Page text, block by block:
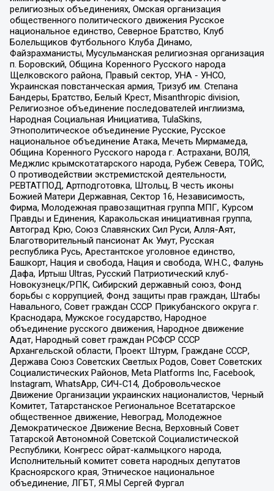
религиозных объединениях, Омская организация
общественного политического движения Русское
национальное единство, Северное Братство, Клуб
Болельщиков Футбольного Клуба Динамо,
Файзрахманисты, Мусульманская религиозная организация
п. Боровский, Община Коренного Русского народа
Щелковского района, Правый сектор, УНА - УНСО,
Украинская повстанческая армия, Тризуб им. Степана
Бандеры, Братство, Белый Крест, Misanthropic division,
Религиозное объединение последователей инглиизма,
Народная Социальная Инициатива, TulaSkins,
Этнополитическое объединение Русские, Русское
национальное объединение Атака, Мечеть Мирмамеда,
Община Коренного Русского народа г. Астрахани, ВОЛЯ,
Меджлис крымскотатарского народа, Рубеж Севера, ТОЙС,
О противодействии экстремистской деятельности,
РЕВТАТПОД, Артподготовка, Штольц, В честь иконы
Божией Матери Державная, Сектор 16, Независимость,
Фирма, Молодежная правозащитная группа МПГ, Курсом
Правды и Единения, Каракольская инициативная группа,
Автоград Крю, Союз Славянских Сил Руси, Алля-Аят,
Благотворительный пансионат Ак Умут, Русская
республика Русь, Арестантское уголовное единство,
Башкорт, Нация и свобода, Нация и свобода, W.H.С., Фалунь
Дафа, Иртыш Ultras, Русский Патриотический клуб-
Новокузнецк/РПК, Сибирский державный союз, Фонд
борьбы с коррупцией, Фонд защиты прав граждан, Штабы
Навального, Совет граждан СССР Прикубанского округа г.
Краснодара, Мужское государство, Народное
объединение русского движения, Народное движение
Адат, Народный совет граждан РСФСР СССР
Архангельской области, Проект Штурм, Граждане СССР,
Держава Союз Советских Светлых Родов, Совет Советских
Социалистических Районов, Meta Platforms Inc, Facebook,
Instagram, WhatsApp, СИЧ-С14, Добровольческое
Движение Организации украинских националистов, Черный
Комитет, Татарстанское Региональное Всетатарское
общественное движение, Невоград, Молодежное
Демократическое Движение Весна, Верховный Совет
Татарской Автономной Советской Социалистической
Республики, Конгресс ойрат-калмыцкого народа,
Исполнительный комитет совета народных депутатов
Красноярского края, Этническое национальное
объединение, ЛГБТ, Я.МЫ Сергей Фургал